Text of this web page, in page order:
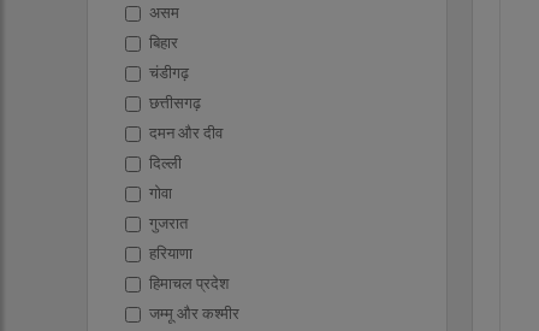
असम
बिहार
चंडीगढ़
छत्तीसगढ़
दमन और दीव
दिल्ली
गोवा
गुजरात
हरियाणा
हिमाचल प्रदेश
जम्मू और कश्मीर